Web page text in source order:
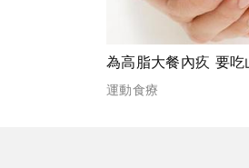
為高脂大餐內疚 要吃
運動食療